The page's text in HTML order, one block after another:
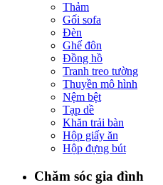
Thảm
Gối sofa
Đèn
Ghế đôn
Đồng hồ
Tranh treo tường
Thuyền mô hình
Nệm bệt
Tạp dề
Khăn trải bàn
Hộp giấy ăn
Hộp đựng bút
Chăm sóc gia đình